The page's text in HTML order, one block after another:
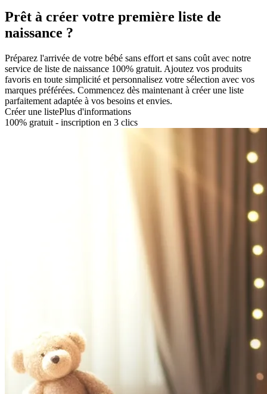
Prêt à créer votre première liste de
naissance ?
Préparez l'arrivée de votre bébé sans effort et sans coût avec notre
service de liste de naissance 100% gratuit. Ajoutez vos produits
favoris en toute simplicité et personnalisez votre sélection avec vos
marques préférées. Commencez dès maintenant à créer une liste
parfaitement adaptée à vos besoins et envies.
Créer une listePlus d'informations
100% gratuit - inscription en 3 clics